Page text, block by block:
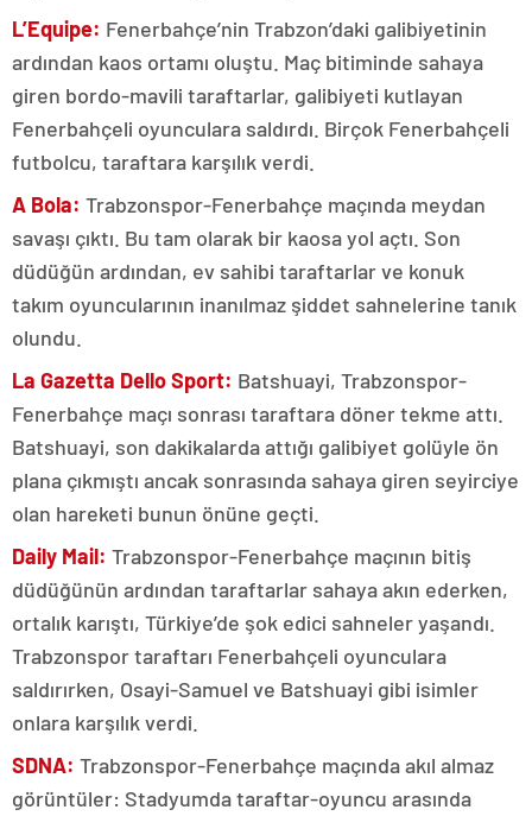
L’Equipe: Fenerbahçe’nin Trabzon’daki galibiyetinin
ardından kaos ortamı oluştu. Maç bitiminde sahaya
giren bordo-mavili taraftarlar, galibiyeti kutlayan
Fenerbahçeli oyunculara saldırdı. Birçok Fenerbahçeli
futbolcu, taraftara karşılık verdi.
A Bola: Trabzonspor-Fenerbahçe maçında meydan
savaşı çıktı. Bu tam olarak bir kaosa yol açtı. Son
düdüğün ardından, ev sahibi taraftarlar ve konuk
takım oyuncularının inanılmaz şiddet sahnelerine tanık
olundu.
La Gazetta Dello Sport: Batshuayi, Trabzonspor-
Fenerbahçe maçı sonrası taraftara döner tekme attı.
Batshuayi, son dakikalarda attığı galibiyet golüyle ön
plana çıkmıştı ancak sonrasında sahaya giren seyirciye
olan hareketi bunun önüne geçti.
Daily Mail: Trabzonspor-Fenerbahçe maçının bitiş
düdüğünün ardından taraftarlar sahaya akın ederken,
ortalık karıştı, Türkiye’de şok edici sahneler yaşandı.
Trabzonspor taraftarı Fenerbahçeli oyunculara
saldırırken, Osayi-Samuel ve Batshuayi gibi isimler
onlara karşılık verdi.
SDNA: Trabzonspor-Fenerbahçe maçında akıl almaz
görüntüler: Stadyumda taraftar-oyuncu arasında